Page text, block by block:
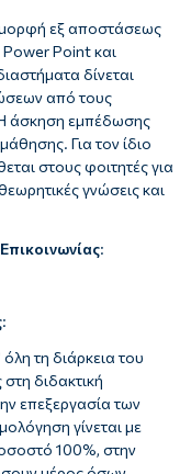
μορφή εξ αποστάσεως
Power Point και
δίνεται
από τους
Η άσκηση εμπέδωσης
Για τον ίδιο
στους φοιτητές για
γνώσεις και
:
:
τη διάρκεια του
διδακτική
επεξεργασία των
γίνεται με
100%, στην